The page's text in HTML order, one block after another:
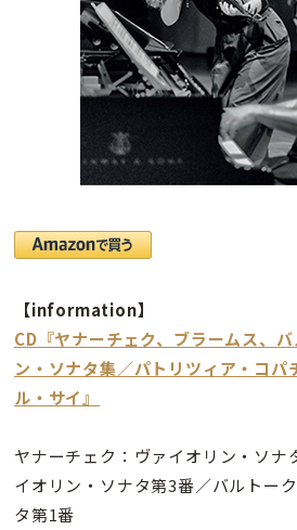
【information】
CD『ヤナーチェク、ブラームス、
ン・ソナタ集／パトリツィア・コパ
ル・サイ』
ヤナーチェク：ヴァイオリン・ソナ
イオリン・ソナタ第3番／バルトー
タ第1番